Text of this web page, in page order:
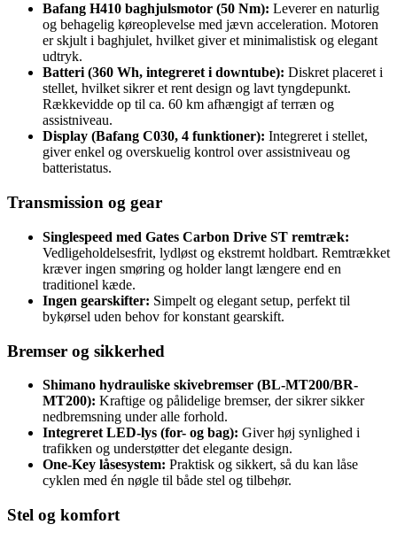
Bafang H410 baghjulsmotor (50 Nm): Leverer en naturlig
og behagelig køreoplevelse med jævn acceleration. Motoren
er skjult i baghjulet, hvilket giver et minimalistisk og elegant
udtryk.
Batteri (360 Wh, integreret i downtube): Diskret placeret i
stellet, hvilket sikrer et rent design og lavt tyngdepunkt.
Rækkevidde op til ca. 60 km afhængigt af terræn og
assistniveau.
Display (Bafang C030, 4 funktioner): Integreret i stellet,
giver enkel og overskuelig kontrol over assistniveau og
batteristatus.
Transmission og gear
Singlespeed med Gates Carbon Drive ST remtræk:
Vedligeholdelsesfrit, lydløst og ekstremt holdbart. Remtrækket
kræver ingen smøring og holder langt længere end en
traditionel kæde.
Ingen gearskifter: Simpelt og elegant setup, perfekt til
bykørsel uden behov for konstant gearskift.
Bremser og sikkerhed
Shimano hydrauliske skivebremser (BL-MT200/BR-
MT200): Kraftige og pålidelige bremser, der sikrer sikker
nedbremsning under alle forhold.
Integreret LED-lys (for- og bag): Giver høj synlighed i
trafikken og understøtter det elegante design.
One-Key låsesystem: Praktisk og sikkert, så du kan låse
cyklen med én nøgle til både stel og tilbehør.
Stel og komfort